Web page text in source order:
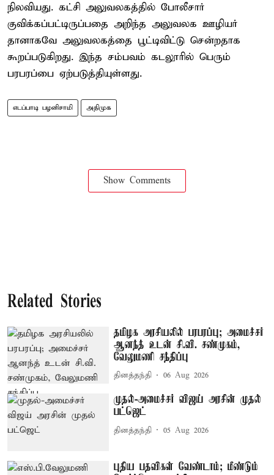
நிலவியது. கட்சி அலுவலகத்தில் போலீசார்
குவிக்கப்பட்டிருப்பதை அறிந்த அலுவலக ஊழியர்
தானாகவே அலுவலகத்தை பூட்டிவிட்டு சென்றதாக
கூறப்படுகிறது. இந்த சம்பவம் கடலூரில் பெரும்
பரபரப்பை ஏற்படுத்தியுள்ளது.
எடப்பாடி பழனிசாமி அதிமுக
Show Comments
Related Stories
தமிழக அரசியலில் பரபரப்பு; அமைச்சர்
ஆனந்த் உடன் சி.வி. சண்முகம்,
வேலுமணி சந்திப்பு
தினத்தந்தி 06 Aug 2026
முதல்-அமைச்சர் விஜய் அரசின் முதல்
பட்ஜெட்
தினத்தந்தி 05 Aug 2026
புதிய பதவிகள் வேண்டாம்; மீண்டும்